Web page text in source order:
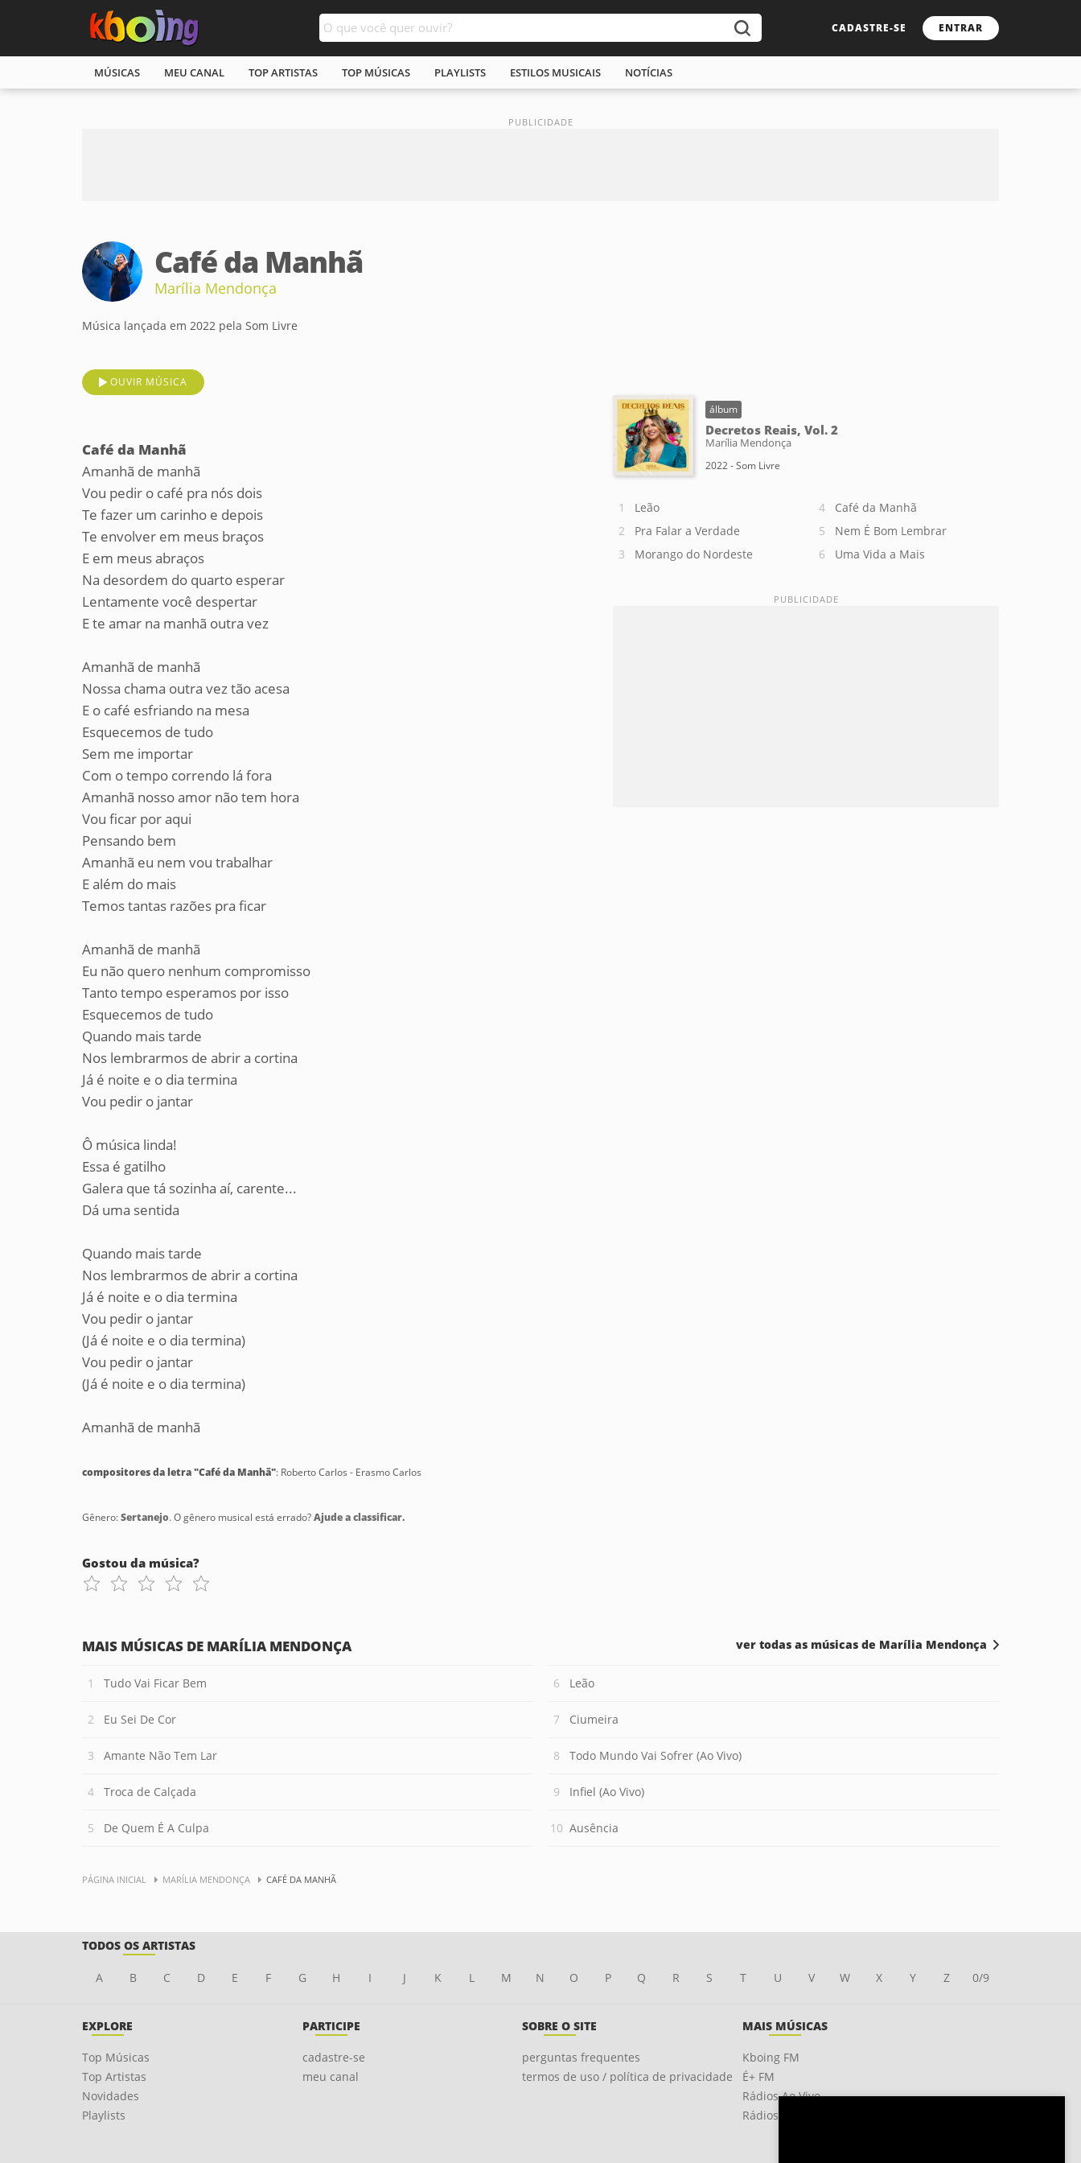
CADASTRE-SE ENTRAR
MÚSICAS MEU CANAL TOP ARTISTAS TOP MÚSICAS PLAYLISTS ESTILOS MUSICAIS NOTÍCIAS
Café da Manhã
Marília Mendonça
Música lançada em 2022 pela Som Livre
OUVIR MÚSICA
Café da Manhã
Amanhã de manhã
Vou pedir o café pra nós dois
Te fazer um carinho e depois
Te envolver em meus braços
E em meus abraços
Na desordem do quarto esperar
Lentamente você despertar
E te amar na manhã outra vez
Amanhã de manhã
Nossa chama outra vez tão acesa
E o café esfriando na mesa
Esquecemos de tudo
Sem me importar
Com o tempo correndo lá fora
Amanhã nosso amor não tem hora
Vou ficar por aqui
Pensando bem
Amanhã eu nem vou trabalhar
E além do mais
Temos tantas razões pra ficar
Amanhã de manhã
Eu não quero nenhum compromisso
Tanto tempo esperamos por isso
Esquecemos de tudo
Quando mais tarde
Nos lembrarmos de abrir a cortina
Já é noite e o dia termina
Vou pedir o jantar
Ô música linda!
Essa é gatilho
Galera que tá sozinha aí, carente...
Dá uma sentida
Quando mais tarde
Nos lembrarmos de abrir a cortina
Já é noite e o dia termina
Vou pedir o jantar
(Já é noite e o dia termina)
Vou pedir o jantar
(Já é noite e o dia termina)
Amanhã de manhã
compositores da letra "Café da Manhã": Roberto Carlos - Erasmo Carlos
Gênero:Sertanejo. O gênero musical está errado?Ajude a classificar.
Gostou da música?
álbum
Decretos Reais, Vol. 2
Marília Mendonça
2022 - Som Livre
Leão
Pra Falar a Verdade
Morango do Nordeste
Café da Manhã
Nem É Bom Lembrar
Uma Vida a Mais
MAIS MÚSICAS DE MARÍLIA MENDONÇA
Tudo Vai Ficar Bem
Eu Sei De Cor
Amante Não Tem Lar
Troca de Calçada
De Quem É A Culpa
Leão
Ciumeira
Todo Mundo Vai Sofrer (Ao Vivo)
Infiel (Ao Vivo)
Ausência
ver todas as músicas de Marília Mendonça
PÁGINA INICIAL MARÍLIA MENDONÇA CAFÉ DA MANHÃ
TODOS OS ARTISTAS
A B C D E F G H I J K L M N O P Q R S T U V W X Y Z 0/9
EXPLORE
Top Músicas
Top Artistas
Novidades
Playlists
PARTICIPE
cadastre-se
meu canal
SOBRE O SITE
perguntas frequentes
termos de uso / política de privacidade
MAIS MÚSICAS
Kboing FM
É+ FM
Rádios Ao Vivo
Rádios OnLine